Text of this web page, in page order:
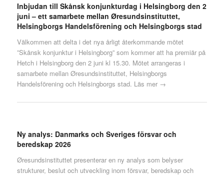
Inbjudan till Skånsk konjunkturdag i Helsingborg den 2
juni – ett samarbete mellan Øresundsinstituttet,
Helsingborgs Handelsförening och Helsingborgs stad
Välkommen att delta i det nya årligt återkommande mötet
”Skånsk konjunktur i Helsingborg” som kommer att ha premiär på
Hetch i Helsingborg den 2 juni kl 15.30. Mötet arrangeras i
samarbete mellan Øresundsinstituttet, Helsingborgs
Handelsförening och Helsingborgs stad. Läs mer →
Ny analys: Danmarks och Sveriges försvar och
beredskap 2026
Øresundsinstituttet presenterar en ny analys som belyser
strukturer, beslut och utveckling inom försvar, beredskap och